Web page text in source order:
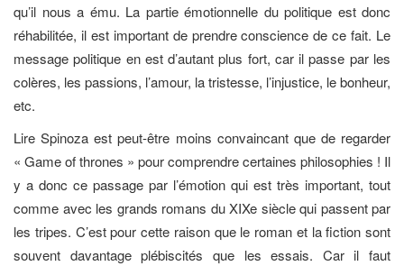
qu’il nous a ému. La partie émotionnelle du politique est donc
réhabilitée, il est important de prendre conscience de ce fait. Le
message politique en est d’autant plus fort, car il passe par les
colères, les passions, l’amour, la tristesse, l’injustice, le bonheur,
etc.
Lire Spinoza est peut-être moins convaincant que de regarder
« Game of thrones » pour comprendre certaines philosophies ! Il
y a donc ce passage par l’émotion qui est très important, tout
comme avec les grands romans du XIXe siècle qui passent par
les tripes. C’est pour cette raison que le roman et la fiction sont
souvent davantage plébiscités que les essais. Car il faut